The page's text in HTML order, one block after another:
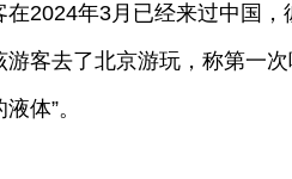
年3月已经来过中国，
客去了北京游玩，称第一
体”。